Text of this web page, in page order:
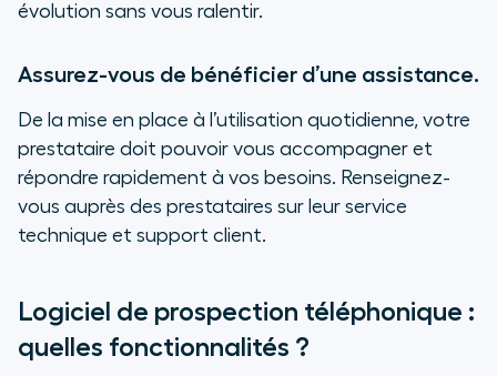
évolution sans vous ralentir.
Assurez-vous de bénéficier d’une assistance.
De la mise en place à l’utilisation quotidienne, votre
prestataire doit pouvoir vous accompagner et
répondre rapidement à vos besoins. Renseignez-
vous auprès des prestataires sur leur service
technique et support client.
Logiciel de prospection téléphonique :
quelles fonctionnalités ?